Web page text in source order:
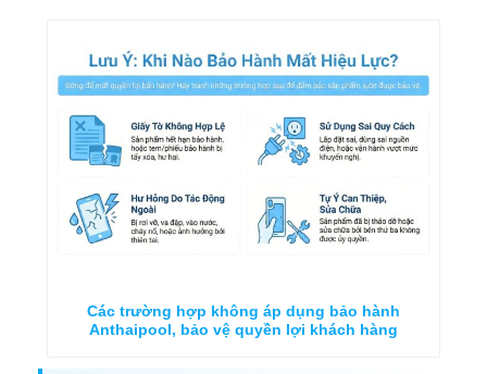
Các trường hợp không áp dụng bảo hành
Anthaipool, bảo vệ quyền lợi khách hàng